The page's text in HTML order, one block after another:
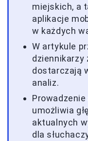
miejskich, a
aplikacje
w każdych
W artykule
dziennikarzy
dostarczają
analiz.
umożliwia
aktualnych
dla